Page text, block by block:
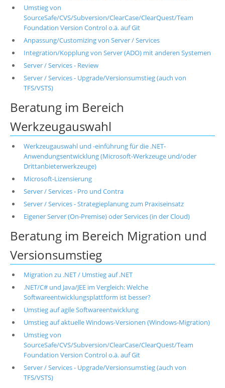
Umstieg von
SourceSafe/CVS/Subversion/ClearCase/ClearQuest/Team
Foundation Version Control o.ä. auf Git
Anpassung/Customizing von Server / Services
Integration/Kopplung von Server (ADO) mit anderen Systemen
Server / Services - Review
Server / Services - Upgrade/Versionsumstieg (auch von
TFS/VSTS)
Beratung im Bereich
Werkzeugauswahl
Werkzeugauswahl und -einführung für die .NET-
Anwendungsentwicklung (Microsoft-Werkzeuge und/oder
Drittanbieterwerkzeuge)
Microsoft-Lizensierung
Server / Services - Pro und Contra
Server / Services - Strategieplanung zum Praxiseinsatz
Eigener Server (On-Premise) oder Services (in der Cloud)
Beratung im Bereich Migration und
Versionsumstieg
Migration zu .NET / Umstieg auf .NET
.NET/C# und Java/JEE im Vergleich: Welche
Softwareentwicklungsplattform ist besser?
Umstieg auf agile Softwareentwicklung
Umstieg auf aktuelle Windows-Versionen (Windows-Migration)
Umstieg von
SourceSafe/CVS/Subversion/ClearCase/ClearQuest/Team
Foundation Version Control o.ä. auf Git
Server / Services - Upgrade/Versionsumstieg (auch von
TFS/VSTS)